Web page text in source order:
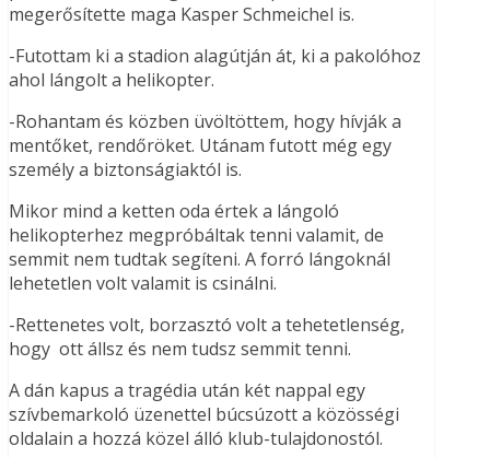
megerősítette maga Kasper Schmeichel is.
-Futottam ki a stadion alagútján át, ki a pakolóhoz
ahol lángolt a helikopter.
-Rohantam és közben üvöltöttem, hogy hívják a
mentőket, rendőröket. Utánam futott még egy
személy a biztonságiaktól is.
Mikor mind a ketten oda értek a lángoló
helikopterhez megpróbáltak tenni valamit, de
semmit nem tudtak segíteni. A forró lángoknál
lehetetlen volt valamit is csinálni.
-Rettenetes volt, borzasztó volt a tehetetlenség,
hogy ott állsz és nem tudsz semmit tenni.
A dán kapus a tragédia után két nappal egy
szívbemarkoló üzenettel búcsúzott a közösségi
oldalain a hozzá közel álló klub-tulajdonostól.